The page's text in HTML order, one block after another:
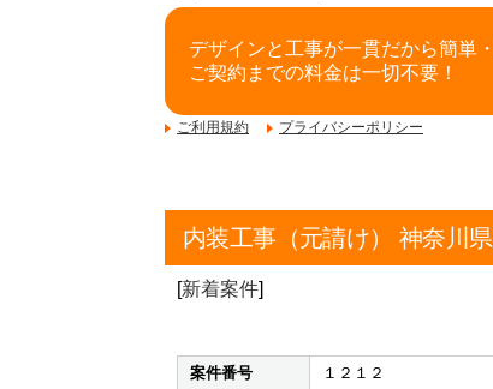
デザインと工事が一貫だから簡単
ご契約までの料金は一切不要！
ご利用規約 プライバシーポリシー
内装工事（元請け） 神奈川
[新着案件]
案件番号 １２１２